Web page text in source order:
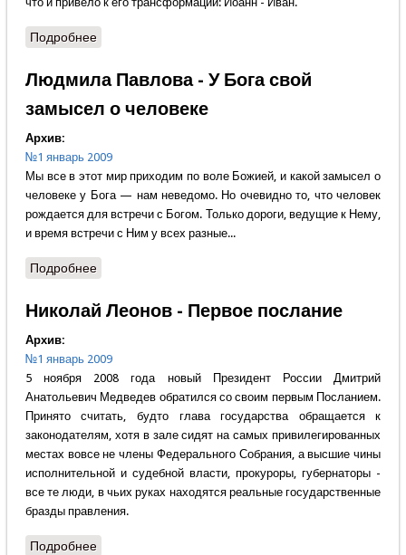
Подробнеео Ирина Жежерун - Страна Иванов
Людмила Павлова - У Бога свой
замысел о человеке
Архив:
№1 январь 2009
Мы все в этот мир приходим по воле Божией, и какой замысел о
человеке у Бога — нам неведомо. Но очевидно то, что человек
рождается для встречи с Богом. Только дороги, ведущие к Нему,
и время встречи с Ним у всех разные...
Подробнеео Людмила Павлова - У Бога свой замысел о
Николай Леонов - Первое послание
Архив:
№1 январь 2009
5 ноября 2008 года новый Президент России Дмитрий
Анатольевич Медведев обратился со своим первым Посланием.
Принято считать, будто глава государства обращается к
законодателям, хотя в зале сидят на самых привилегированных
местах вовсе не члены Федерального Собрания, а высшие чины
исполнительной и судебной власти, прокуроры, губернаторы -
все те люди, в чьих руках находятся реальные государственные
бразды правления.
Подробнеео Николай Леонов - Первое послание